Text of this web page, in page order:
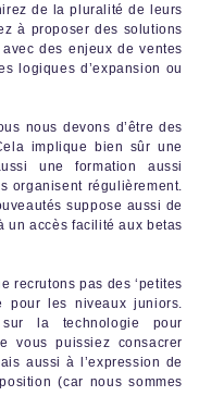
de la pluralité de leurs
à proposer des solutions
des enjeux de ventes
logiques d’expansion ou
nous devons d’être des
implique bien sûr une
une formation aussi
organisent régulièrement.
suppose aussi de
un accès facilité aux betas
recrutons pas des ‘petites
pour les niveaux juniors.
la technologie pour
vous puissiez consacrer
aussi à l’expression de
(car nous sommes